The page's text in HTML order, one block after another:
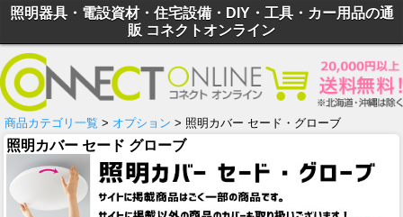
照明器具・電設資材・住宅設備・DIY・工具・カー用品の通
販 コネクトオンライン
商品カテゴリ一覧 > オプション > 照明カバー セード・グローブ
照明カバー セード グローブ